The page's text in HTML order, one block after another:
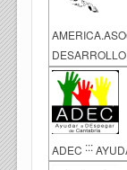
ADEC :::